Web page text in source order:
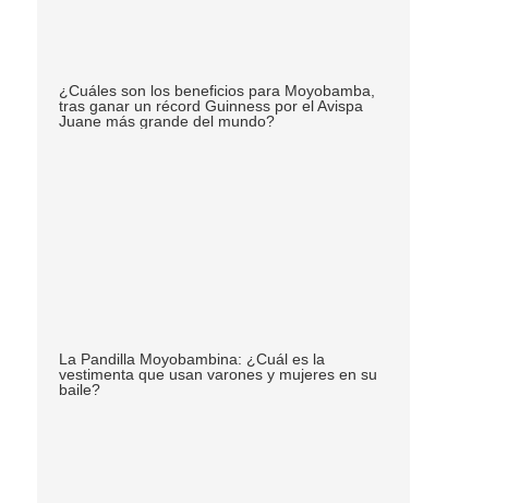
¿Cuáles son los beneficios para Moyobamba,
tras ganar un récord Guinness por el Avispa
Juane más grande del mundo?
La Pandilla Moyobambina: ¿Cuál es la
vestimenta que usan varones y mujeres en su
baile?